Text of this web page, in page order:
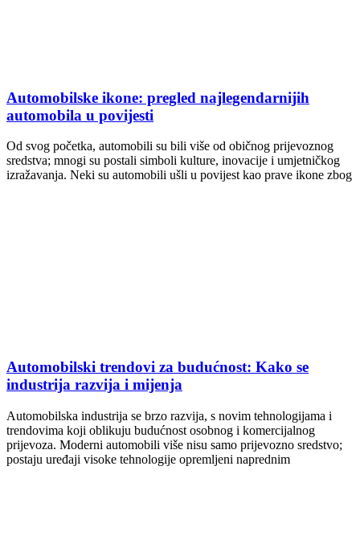
Automobilske ikone: pregled najlegendarnijih
automobila u povijesti
Od svog početka, automobili su bili više od običnog prijevoznog
sredstva; mnogi su postali simboli kulture, inovacije i umjetničkog
izražavanja. Neki su automobili ušli u povijest kao prave ikone zbog
Automobilski trendovi za budućnost: Kako se
industrija razvija i mijenja
Automobilska industrija se brzo razvija, s novim tehnologijama i
trendovima koji oblikuju budućnost osobnog i komercijalnog
prijevoza. Moderni automobili više nisu samo prijevozno sredstvo;
postaju uređaji visoke tehnologije opremljeni naprednim